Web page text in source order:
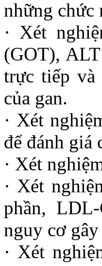
những chức
· Xét
(GOT),
trực tiếp và
của gan.
· Xét
để đánh giá
· Xét
· Xét
phần,
nguy cơ
· Xét